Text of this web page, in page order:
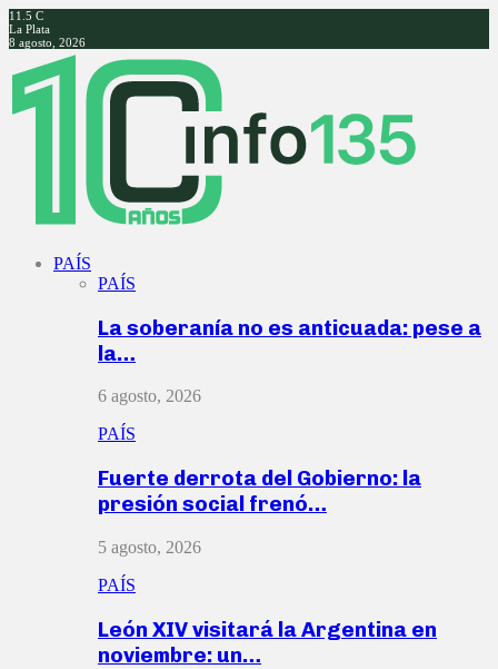
11.5 C
La Plata
8 agosto, 2026
Facebook
Twitter
Instagram
Youtube
PAÍS
PAÍS
La soberanía no es anticuada: pese a
la…
6 agosto, 2026
PAÍS
Fuerte derrota del Gobierno: la
presión social frenó…
5 agosto, 2026
PAÍS
León XIV visitará la Argentina en
noviembre: un…